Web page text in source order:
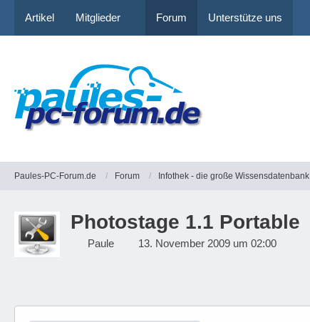
Artikel Mitglieder Forum Unterstütze uns
Paules-PC-Forum.de Forum Infothek - die große Wissensdatenbank
Photostage 1.1 Portable
Paule 13. November 2009 um 02:00